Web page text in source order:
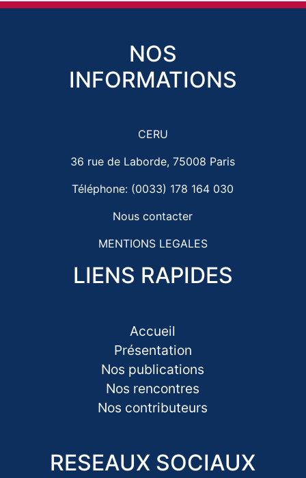
NOS
INFORMATIONS
CERU
36 rue de Laborde, 75008 Paris
Téléphone: (0033) 178 164 030
Nous contacter
MENTIONS LEGALES
LIENS RAPIDES
Accueil
Présentation
Nos publications
Nos rencontres
Nos contributeurs
RESEAUX SOCIAUX